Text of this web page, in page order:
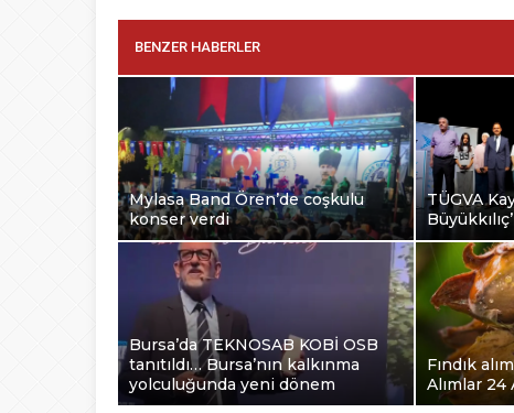
BENZER HABERLER
Mylasa Band Ören’de coşkulu
konser verdi
TÜGVA
Bursa’da TEKNOSAB KOBİ OSB
tanıtıldı… Bursa’nın kalkınma
yolculuğunda yeni dönem
Fındık
Alımlar 24